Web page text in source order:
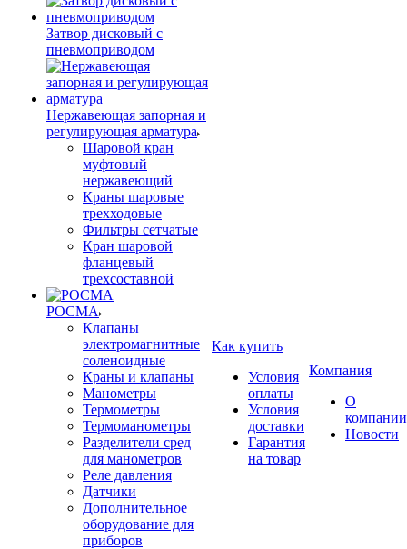
Затвор дисковый с
пневмоприводом
Нержавеющая запорная и
регулирующая арматура
Шаровой кран
муфтовый
нержавеющий
Краны шаровые
трехходовые
Фильтры сетчатые
Кран шаровой
фланцевый
трехсоставной
РОСМА
Клапаны
электромагнитные
соленоидные
Краны и клапаны
Манометры
Термометры
Термоманометры
Разделители сред
для манометров
Реле давления
Датчики
Дополнительное
оборудование для
приборов
Как купить
Условия
оплаты
Условия
доставки
Гарантия
на товар
Компания
О
компании
Новости